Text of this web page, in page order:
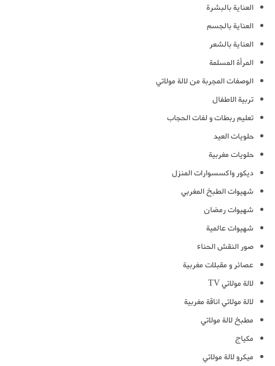
العناية بالبشرة
العناية بالجسم
العناية بالشعر
المرأة المسلمة
الوصفات المجربة من لالة مولاتي
تربية الاطفال
تعليم ربطات و لفات الحجاب
حلويات العيد
حلويات مغربية
ديكور واكسسوارات المنزل
شهيوات الطبخ المغربي
شهيوات رمضان
شهيوات عالمية
صور النقش الحناء
عصائر و مقبلات مغربية
لالة مولاتي TV
لالة مولاتي اناقة مغربية
مطبخ لالة مولاتي
مكياج
ميكرو لالة مولاتي